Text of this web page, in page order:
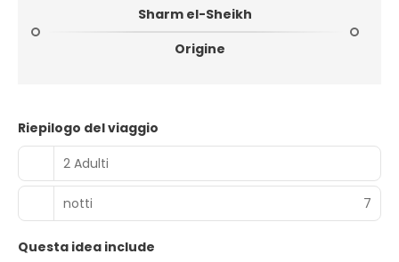
Sharm el-Sheikh
Origine
Riepilogo del viaggio
2 Adulti
notti 7
Questa idea include